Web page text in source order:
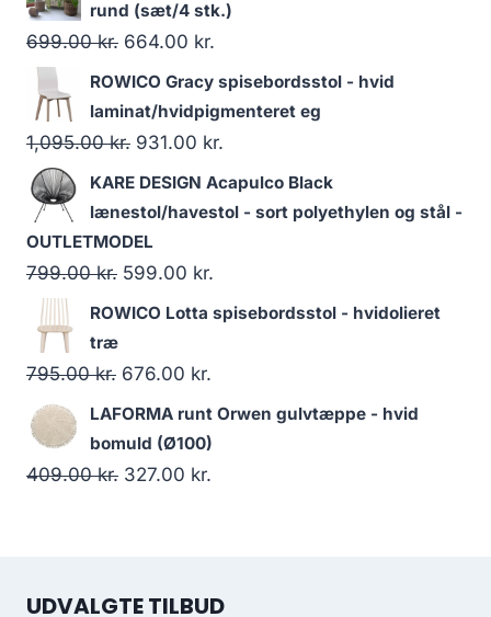
rund (sæt/4 stk.)
699.00kr. 664.00 kr.
ROWICO Gracy spisebordsstol - hvid
laminat/hvidpigmenteret eg
1,095.00kr. 931.00 kr.
KARE DESIGN Acapulco Black
lænestol/havestol - sort polyethylen og stål -
OUTLETMODEL
799.00kr. 599.00 kr.
ROWICO Lotta spisebordsstol - hvidolieret
træ
795.00kr. 676.00 kr.
LAFORMA runt Orwen gulvtæppe - hvid
bomuld (Ø100)
409.00kr. 327.00 kr.
UDVALGTE TILBUD